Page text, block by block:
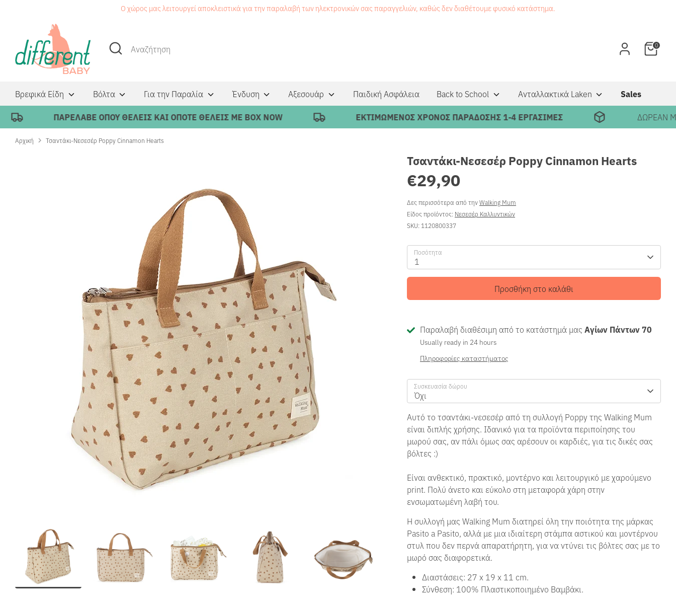
Ο χώρος μας λειτουργεί αποκλειστικά για την παραλαβή των ηλεκτρονικών σας παραγγελιών, καθώς δεν διαθέτουμε φυσικό κατάστημα.
Αναζήτηση
Αναζήτηση 0
Βρεφικά Είδη Βόλτα Για την Παραλία Ένδυση Αξεσουάρ Παιδική Ασφάλεια Back to School Ανταλλακτικά Laken Sales
ΠΑΡΕΛΑΒΕ ΟΠΟΥ ΘΕΛΕΙΣ ΚΑΙ ΟΠΟΤΕ ΘΕΛΕΙΣ ΜΕ BOX NOW ΕΚΤΙΜΩΜΕΝΟΣ ΧΡΟΝΟΣ ΠΑΡΑΔΟΣΗΣ 1-4 ΕΡΓΑΣΙΜΕΣ ΔΩΡΕΑΝ
Αρχική Τσαντάκι-Νεσεσέρ Poppy Cinnamon Hearts
Τσαντάκι-Νεσεσέρ Poppy Cinnamon Hearts
€29,90
Δες περισσότερα από τηνWalking Mum
Είδος προϊόντος: Νεσεσέρ Καλλυντικών
SKU: 1120800337
Ποσότητα
1
Προσθήκη στο καλάθι
Παραλαβή διαθέσιμη από το κατάστημά μαςΑγίων Πάντων 70
Usually ready in 24 hours
Πληροφορίες καταστήματος
Συσκευασία δώρου
Όχι
Αυτό το τσαντάκι-νεσεσέρ από τη συλλογή Poppy της Walking Mum
είναι διπλής χρήσης. Ιδανικό για τα προϊόντα περιποίησης του
μωρού σας, αν πάλι όμως σας αρέσουν οι καρδιές, για τις δικές σας
βόλτες :)
Είναι ανθεκτικό, πρακτικό, μοντέρνο και λειτουργικό με χαρούμενο
print. Πολύ άνετο και εύκολο στη μεταφορά χάρη στην
ενσωματωμένη λαβή του.
Η συλλογή μας Walking Mum διατηρεί όλη την ποιότητα της μάρκας
Pasito a Pasito, αλλά με μια ιδιαίτερη στάμπα αστικού και μοντέρνου
στυλ που δεν περνά απαρατήρητη, για να ντύνει τις βόλτες σας με το
μωρό σας διαφορετικά.
Διαστάσεις: 27 x 19 x 11 cm.
Σύνθεση: 100% Πλαστικοποιημένο Βαμβάκι.